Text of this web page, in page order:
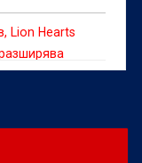
Lion Hearts